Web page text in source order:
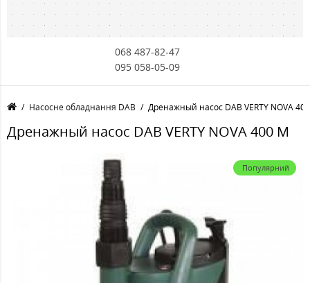
068 487-82-47
095 058-05-09
Насосне обладнання DAB Дренажный насос DAB VERTY NOVA
Дренажный насос DAB VERTY NOVA 400 M
Популярний